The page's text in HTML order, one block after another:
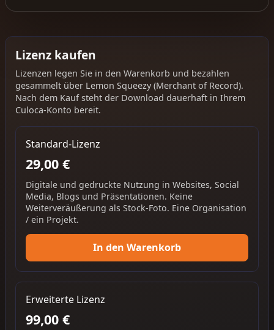
Lizenz kaufen
Lizenzen legen Sie in den Warenkorb und bezahlen
gesammelt über Lemon Squeezy (Merchant of Record).
Nach dem Kauf steht der Download dauerhaft in Ihrem
Culoca-Konto bereit.
Standard-Lizenz
29,00 €
Digitale und gedruckte Nutzung in Websites, Social
Media, Blogs und Präsentationen. Keine
Weiterveräußerung als Stock-Foto. Eine Organisation
/ ein Projekt.
In den Warenkorb
Erweiterte Lizenz
99,00 €